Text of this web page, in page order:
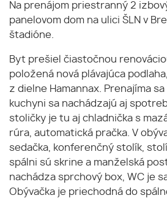
Na prenájom priestranný 2
panelovom dom na ulici ŠLN v
štadióne.
Byt prešiel čiastočnou
položená nová plávajúca
z dielne Hamannax. Prenajíma
kuchyni sa nachádzajú aj
stoličky je tu aj chladnička s
rúra, automatická pračka. V
sedačka, konferenčný stolík,
spálni sú skrine a manželská
nachádza sprchový box, WC je
Obývačka je priechodná do